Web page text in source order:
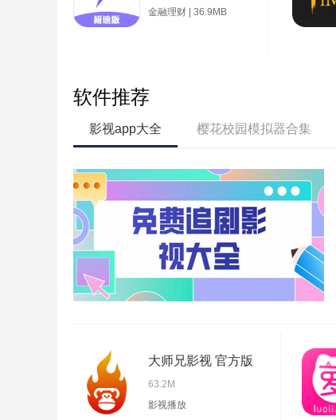
金融理财 | 36.9MB
软件推荐
影视app大全 樱花校园模拟器合集
大师兄影视 官方版
63.2M
影视播放